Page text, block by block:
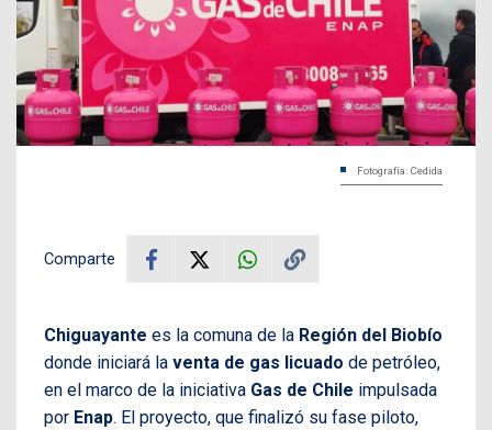
Fotografía: Cedida
Comparte
Chiguayante es la comuna de la Región del Biobío
donde iniciará la venta de gas licuado de petróleo,
en el marco de la iniciativa Gas de Chile impulsada
por Enap. El proyecto, que finalizó su fase piloto,